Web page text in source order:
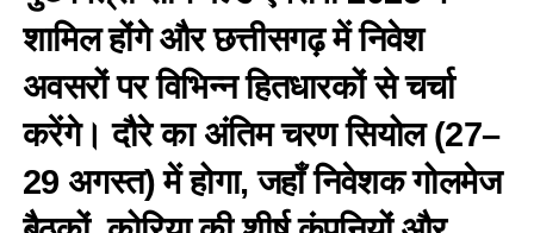
शामिल होंगे और छत्तीसगढ़ में निवेश
अवसरों पर विभिन्न हितधारकों से चर्चा
करेंगे। दौरे का अंतिम चरण सियोल (27–
29 अगस्त) में होगा, जहाँ निवेशक गोलमेज